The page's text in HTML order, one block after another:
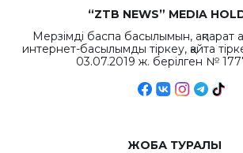
“ZTB NEWS” MEDIA
Мерзімді баспа басылымын, ақпарат
интернет-басылымды тіркеу, қайта
03.07.2019 ж. берілген №
ЖОБА ТУРАЛЫ